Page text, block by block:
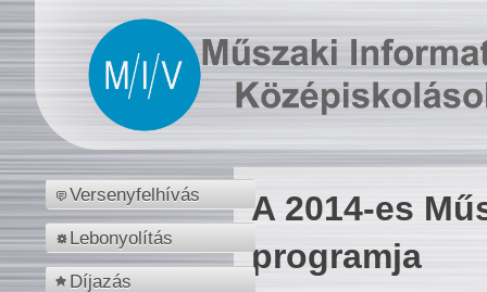
Versenyfelhívás
Lebonyolítás
Díjazás
A 2014-es
programja